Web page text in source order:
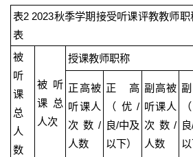
表2 2023秋季学期接受听课评教教师
表
被
听
课
总
人
数
被听
课总
人次
授课教师职称
正高被
听课人
次数/
人数
正高
（优/
良/中及
以下）
副高被
听课人
次数/
人数
以